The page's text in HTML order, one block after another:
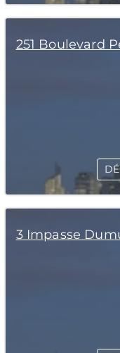
251 Boulevard
3 Impasse